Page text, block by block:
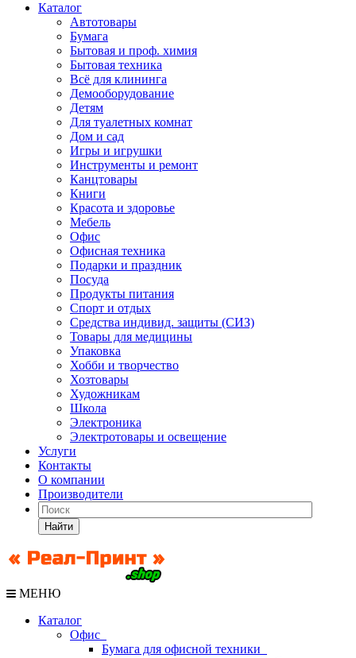
Каталог
Автотовары
Бумага
Бытовая и проф. химия
Бытовая техника
Всё для клининга
Демооборудование
Детям
Для туалетных комнат
Дом и сад
Игры и игрушки
Инструменты и ремонт
Канцтовары
Книги
Красота и здоровье
Мебель
Офис
Офисная техника
Подарки и праздник
Посуда
Продукты питания
Спорт и отдых
Средства индивид. защиты (СИЗ)
Товары для медицины
Упаковка
Хобби и творчество
Хозтовары
Художникам
Школа
Электроника
Электротовары и освещение
Услуги
Контакты
О компании
Производители
Найти
МЕНЮ
Каталог
Офис
Бумага для офисной техники